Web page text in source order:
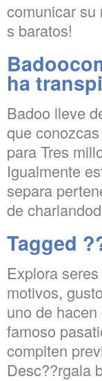
comunicar su
s baratos!
ha
Badoo lleve
que
para Tres
Igualmente
separa
de
Tagged
Explora
motivos,
uno de
famoso
compiten
Desc??rgala